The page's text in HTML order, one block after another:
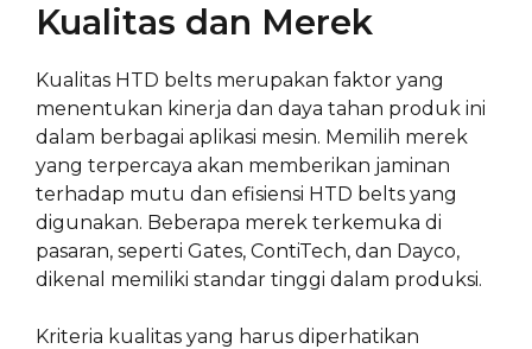
Kualitas dan Merek
Kualitas HTD belts merupakan faktor yang
menentukan kinerja dan daya tahan produk ini
dalam berbagai aplikasi mesin. Memilih merek
yang terpercaya akan memberikan jaminan
terhadap mutu dan efisiensi HTD belts yang
digunakan. Beberapa merek terkemuka di
pasaran, seperti Gates, ContiTech, dan Dayco,
dikenal memiliki standar tinggi dalam produksi.
Kriteria kualitas yang harus diperhatikan